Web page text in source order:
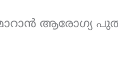
മാറാൻ ആരോഗ്യ